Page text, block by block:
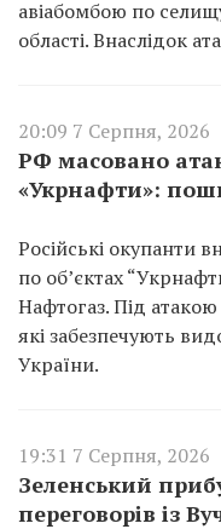
авіабомбою по
області. Внаслідок
20:09 7 Серпня, 2026
РФ масовано
«Укрнафти»:
Російські окупанти
по об’єктах
Нафтогаз. Під
які забезпечують
України.
19:31 7 Серпня, 2026
Зеленський
переговорів із